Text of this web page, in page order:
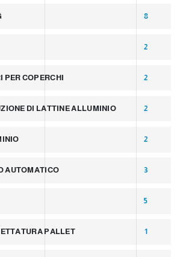
8
2
PER COPERCHI 2
DI LATTINE ALLUMINIO 2
2
AUTOMATICO 3
5
PALLET 1